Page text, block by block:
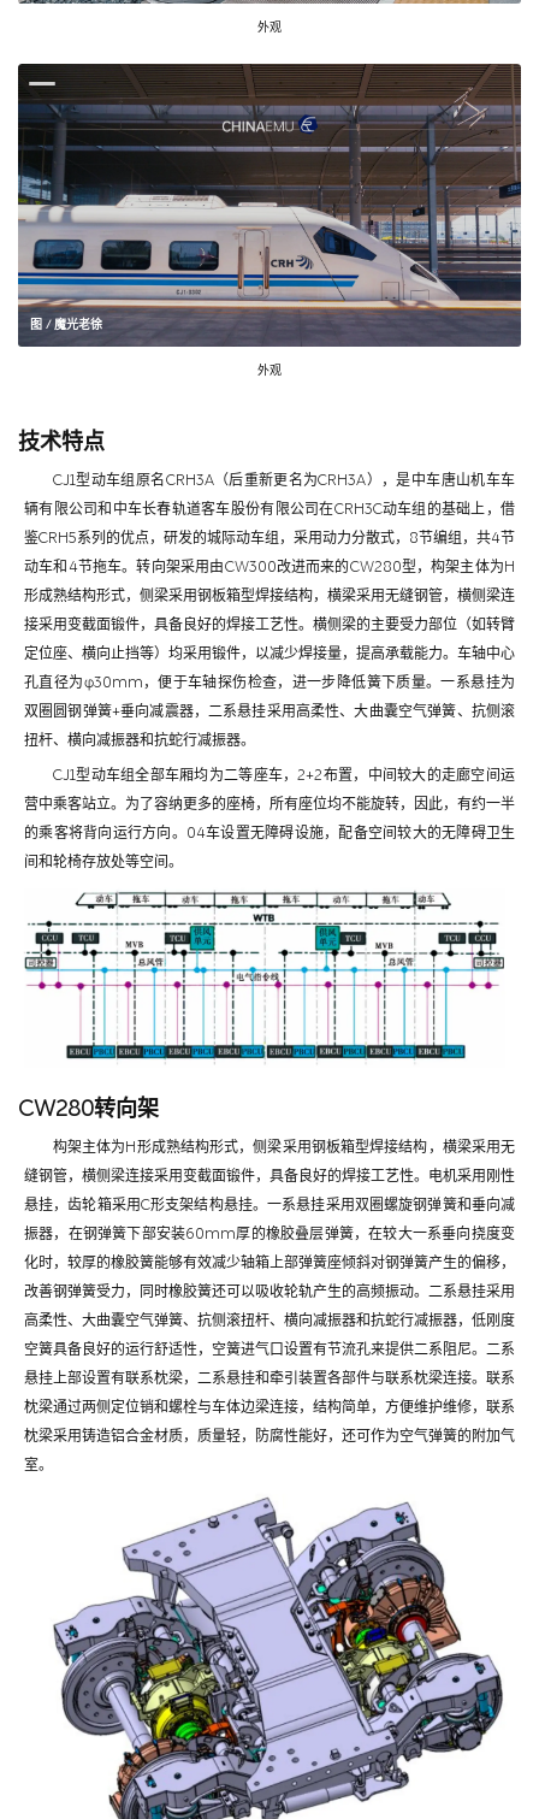
外观
图 / 魔光老徐
外观
技术特点
CJ1型动车组原名CRH3A（后重新更名为CRH3A），是中车唐山机车车
辆有限公司和中车长春轨道客车股份有限公司在CRH3C动车组的基础上，借
鉴CRH5系列的优点，研发的城际动车组，采用动力分散式，8节编组，共4节
动车和4节拖车。转向架采用由CW300改进而来的CW280型，构架主体为H
形成熟结构形式，侧梁采用钢板箱型焊接结构，横梁采用无缝钢管，横侧梁连
接采用变截面锻件，具备良好的焊接工艺性。横侧梁的主要受力部位（如转臂
定位座、横向止挡等）均采用锻件，以减少焊接量，提高承载能力。车轴中心
孔直径为φ30mm，便于车轴探伤检查，进一步降低簧下质量。一系悬挂为
双圈圆钢弹簧+垂向减震器，二系悬挂采用高柔性、大曲囊空气弹簧、抗侧滚
扭杆、横向减振器和抗蛇行减振器。
CJ1型动车组全部车厢均为二等座车，2+2布置，中间较大的走廊空间运
营中乘客站立。为了容纳更多的座椅，所有座位均不能旋转，因此，有约一半
的乘客将背向运行方向。04车设置无障碍设施，配备空间较大的无障碍卫生
间和轮椅存放处等空间。
CW280转向架
构架主体为H形成熟结构形式，侧梁采用钢板箱型焊接结构，横梁采用无
缝钢管，横侧梁连接采用变截面锻件，具备良好的焊接工艺性。电机采用刚性
悬挂，齿轮箱采用C形支架结构悬挂。一系悬挂采用双圈螺旋钢弹簧和垂向减
振器，在钢弹簧下部安装60mm厚的橡胶叠层弹簧，在较大一系垂向挠度变
化时，较厚的橡胶簧能够有效减少轴箱上部弹簧座倾斜对钢弹簧产生的偏移，
改善钢弹簧受力，同时橡胶簧还可以吸收轮轨产生的高频振动。二系悬挂采用
高柔性、大曲囊空气弹簧、抗侧滚扭杆、横向减振器和抗蛇行减振器，低刚度
空簧具备良好的运行舒适性，空簧进气口设置有节流孔来提供二系阻尼。二系
悬挂上部设置有联系枕梁，二系悬挂和牵引装置各部件与联系枕梁连接。联系
枕梁通过两侧定位销和螺栓与车体边梁连接，结构简单，方便维护维修，联系
枕梁采用铸造铝合金材质，质量轻，防腐性能好，还可作为空气弹簧的附加气
室。